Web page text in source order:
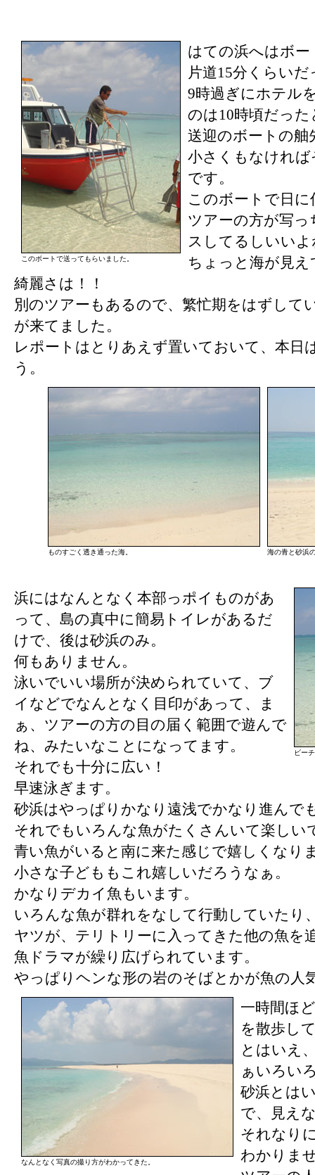
このボートで送ってもらいました。
はての浜へはボ
片道15分くらい
9時過ぎにホテル
のは10時頃だっ
送迎のボートの舳
小さくもなけれ
です。
このボートで日
ツアーの方が写
スしてるしいいよ
ちょっと海が見
綺麗さは！！
別のツアーもあるので、繁忙期をはずして
が来てました。
レポートはとりあえず置いておいて、本日
う。
ものすごく透き通った海。 海の青と砂浜
ビー
浜にはなんとなく本部っポイものがあ
って、島の真中に簡易トイレがあるだ
けで、後は砂浜のみ。
何もありません。
泳いでいい場所が決められていて、ブ
イなどでなんとなく目印があって、ま
ぁ、ツアーの方の目の届く範囲で遊んで
ね、みたいなことになってます。
それでも十分に広い！
早速泳ぎます。
砂浜はやっぱりかなり遠浅でかなり進んで
それでもいろんな魚がたくさんいて楽しい
青い魚がいると南に来た感じで嬉しくなり
小さな子どももこれ嬉しいだろうなぁ。
かなりデカイ魚もいます。
いろんな魚が群れをなして行動していたり
ヤツが、テリトリーに入ってきた他の魚を
魚ドラマが繰り広げられています。
やっぱりヘンな形の岩のそばとかが魚の人
なんとなく写真の撮り方がわかってきた。
一時間ほ
を散歩し
とはいえ
ぁいろい
砂浜とは
で、見え
それなり
わかりま